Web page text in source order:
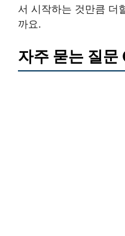
서 시작하는 것만큼 더
까요.
자주 묻는 질문